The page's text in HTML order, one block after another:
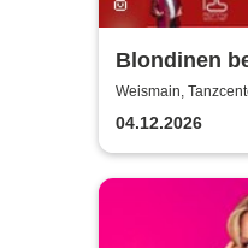
Blondinen
Ronny
damals und
Weismain,
04.12.2026